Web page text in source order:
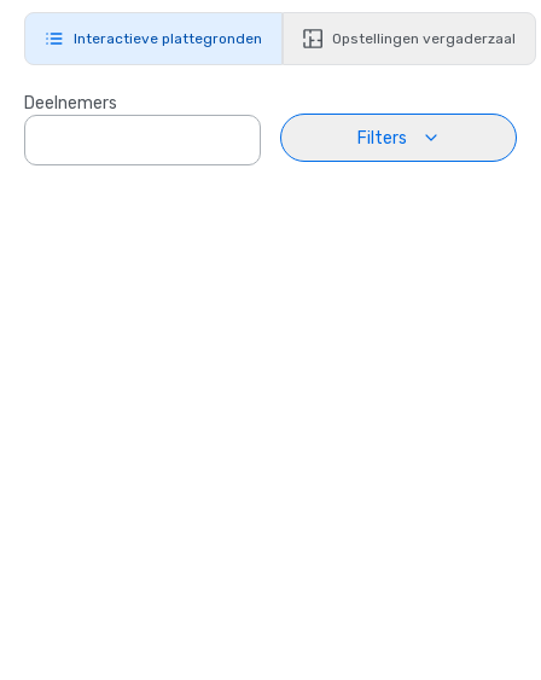
Interactieve plattegronden Opstellingen vergaderzaal
Deelnemers
Filters